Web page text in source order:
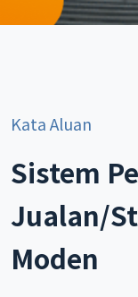
Kata Aluan
Sistem
Jualan/
Moden